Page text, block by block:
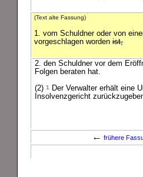
(Text alte Fassung)
1. vom Schuldner oder von
vorgeschlagen worden ist,
2. den Schuldner vor dem
Folgen beraten hat.
(2) 1 Der Verwalter erhält eine
Insolvenzgericht
← frühere